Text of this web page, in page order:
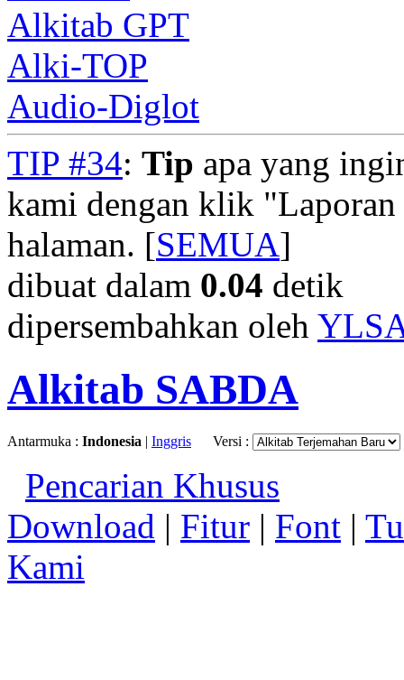
Alkitab GPT
Alki-TOP
Audio-Diglot
TIP #34: Tip apa yang
kami dengan klik "Laporan
halaman. [SEMUA]
dibuat dalam 0.04 detik
dipersembahkan oleh
Alkitab SABDA
Antarmuka : Indonesia | Inggris Versi :
Pencarian Khusus
Download | Fitur | Font |
Kami